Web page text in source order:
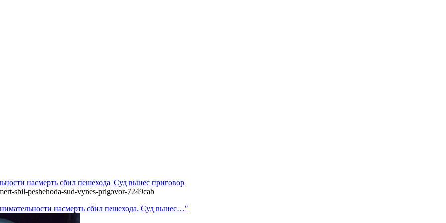
насмерть сбил пешехода. Суд вынес приговор
sbil-peshehoda-sud-vynes-prigovor-7249cab
насмерть сбил пешехода. Суд вынес…"